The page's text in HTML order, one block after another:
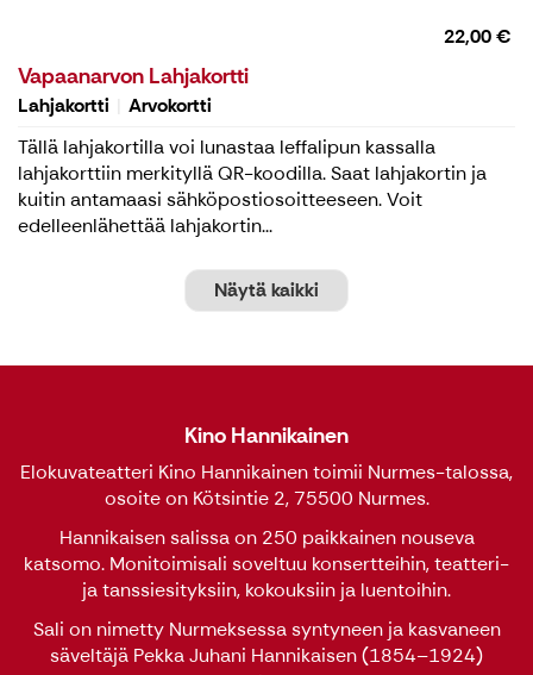
22,00 €
Vapaanarvon Lahjakortti
Lahjakortti
Arvokortti
Tällä lahjakortilla voi lunastaa leffalipun kassalla
lahjakorttiin merkityllä QR-koodilla. Saat lahjakortin ja
kuitin antamaasi sähköpostiosoitteeseen. Voit
edelleenlähettää lahjakortin...
Näytä kaikki
Kino Hannikainen
Elokuvateatteri Kino Hannikainen toimii Nurmes-talossa,
osoite on Kötsintie 2, 75500 Nurmes.
Hannikaisen salissa on 250 paikkainen nouseva
katsomo. Monitoimisali soveltuu konsertteihin, teatteri-
ja tanssiesityksiin, kokouksiin ja luentoihin.
Sali on nimetty Nurmeksessa syntyneen ja kasvaneen
säveltäjä Pekka Juhani Hannikaisen (1854–1924)